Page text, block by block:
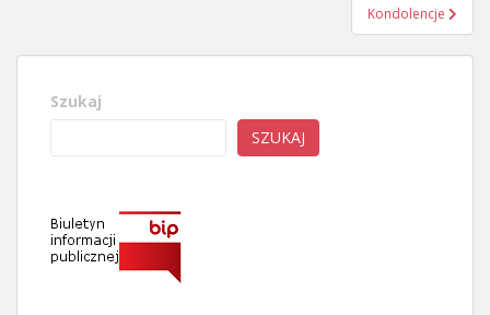
Kondolencje
Szukaj
SZUKAJ